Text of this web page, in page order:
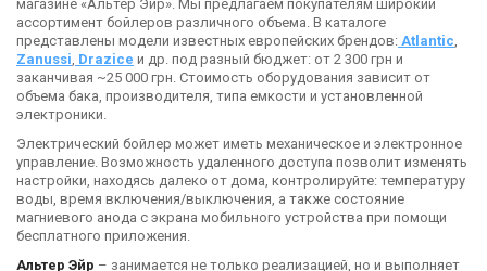
магазине «Альтер Эйр». Мы предлагаем покупателям широкий
ассортимент бойлеров различного объема. В каталоге
представлены модели известных европейских брендов: Atlantic
Zanussi Drazice и др. под разный бюджет: от 2 300 грн и
заканчивая ~25 000 грн. Стоимость оборудования зависит от
объема бака, производителя, типа емкости и установленной
электроники.
Электрический бойлер может иметь механическое и электронное
управление. Возможность удаленного доступа позволит изменять
настройки, находясь далеко от дома, контролируйте: температуру
воды, время включения/выключения, а также состояние
магниевого анода с экрана мобильного устройства при помощи
бесплатного приложения.
Альтер Эйр – занимается не только реализацией, но и выполняет